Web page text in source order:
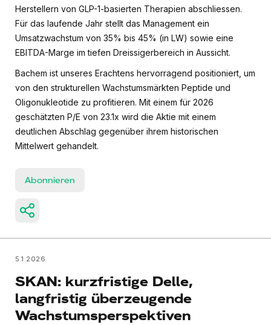
Herstellern von GLP-1-basierten Therapien abschliessen.
Für das laufende Jahr stellt das Management ein
Umsatzwachstum von 35% bis 45% (in LW) sowie eine
EBITDA-Marge im tiefen Dreissigerbereich in Aussicht.
Bachem ist unseres Erachtens hervorragend positioniert, um
von den strukturellen Wachstumsmärkten Peptide und
Oligonukleotide zu profitieren. Mit einem für 2026
geschätzten P/E von 23.1x wird die Aktie mit einem
deutlichen Abschlag gegenüber ihrem historischen
Mittelwert gehandelt.
Abonnieren
5.1.2026
SKAN: kurzfristige Delle,
langfristig überzeugende
Wachstumsperspektiven